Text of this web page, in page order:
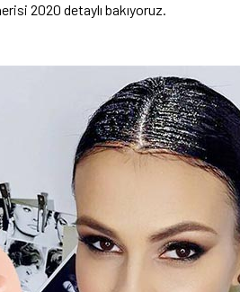
2020 detaylı bakıyoruz.